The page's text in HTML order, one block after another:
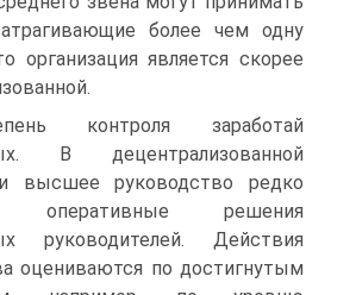
более чем одну
организация является скорее
контроля заработай
В децентрализованной
высшее руководство редко
оперативные решения
руководителей. Действия
оцениваются по достигнутым